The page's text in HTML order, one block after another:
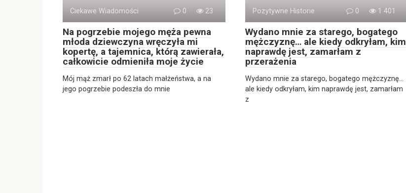
Ciekawe Wiadomości 0 23
Na pogrzebie mojego męża pewna
młoda dziewczyna wręczyła mi
kopertę, a tajemnica, którą zawierała,
całkowicie odmieniła moje życie
Mój mąż zmarł po 62 latach małżeństwa, a na
jego pogrzebie podeszła do mnie
Pozytywne Historie 0 1 401
Wydano mnie za starego, bogatego
mężczyznę… ale kiedy odkryłam, kim
naprawdę jest, zamarłam z
przerażenia
Wydano mnie za starego, bogatego mężczyznę…
ale kiedy odkryłam, kim naprawdę jest, zamarłam
z